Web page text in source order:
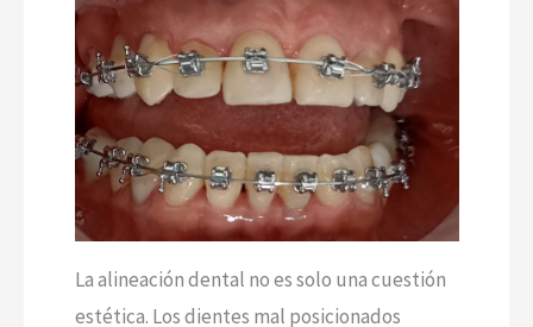
La alineación dental no es solo una cuestión
estética. Los dientes mal posicionados